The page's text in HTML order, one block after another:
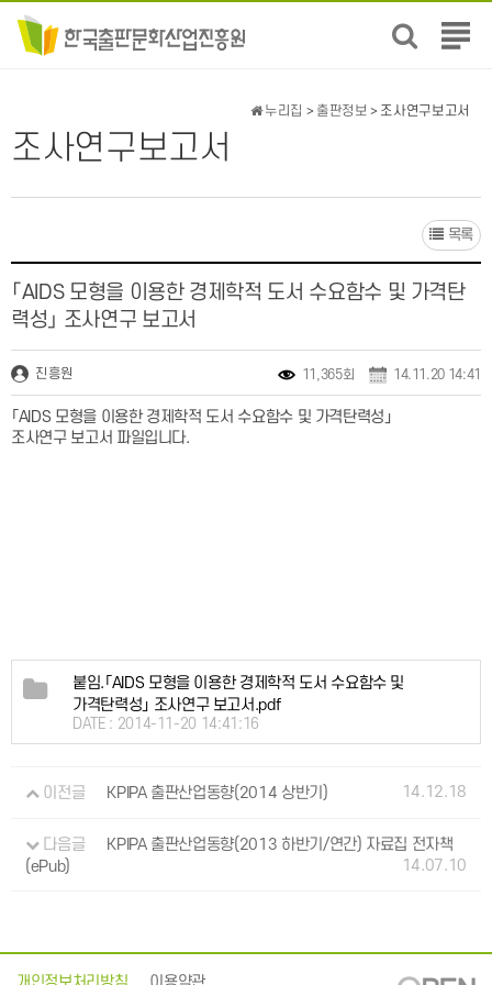
전
뉴
조사연구보고서
누리집 > 출판정보 > 조사연구보고서
목록
「AIDS 모형을 이용한 경제학적 도서 수요함수 및 가격탄
력성」 조사연구 보고서
진흥원 11,365회 14.11.20 14:41
「AIDS 모형을 이용한 경제학적 도서 수요함수 및 가격탄력성」
조사연구 보고서 파일입니다.
붙임.「AIDS 모형을 이용한 경제학적 도서 수요함수 및
가격탄력성」 조사연구 보고서.pdf
DATE : 2014-11-20 14:41:16
이전글 KPIPA 출판산업동향(2014 상반기) 14.12.18
다음글
KPIPA 출판산업동향(2013 하반기/연간) 자료집 전자책
(ePub)
14.07.10